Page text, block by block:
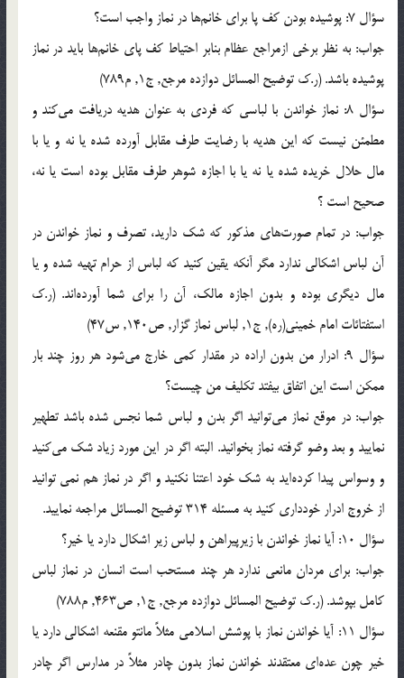
سؤال 7: پوشيده بودن كف پا براي خانم‌ها در نماز واجب است؟
جواب: به نظر برخي ازمراجع عظام بنابر احتياط كف پاي خانم‌ها بايد در نماز
پوشيده باشد. (ر.ک توضيح المسائل دوازده مرجع, ج1, م789)
سؤال 8: نماز خواندن با لباسي كه فردي به عنوان هديه دريافت مي‌كند و
مطمئن نيست كه اين هديه با رضايت طرف مقابل آورده شده يا نه و يا با
مال حلال خريده شده يا نه يا با اجازه شوهر طرف مقابل بوده است يا نه،
صحيح است ؟
جواب: در تمام صورت‌هاي مذكور كه شك داريد، تصرف و نماز خواندن در
آن لباس اشكالي ندارد مگر آنكه يقين كنيد كه لباس از حرام تهيه شده و يا
مال ديگري بوده و بدون اجازه مالك، آن را براي شما آورده‌اند. (ر.ک
استفتائات امام خميني(ره), ج1, لباس نماز گزار, ص140, س47)
سؤال 9: ادرار من بدون اراده در مقدار كمي خارج مي‌شود هر روز چند بار
ممكن است اين اتفاق بيفتد تكليف من چيست؟
جواب: در موقع نماز مي‌توانيد اگر بدن و لباس شما نجس شده باشد تطهير
نماييد و بعد وضو گرفته نماز بخوانيد. البته اگر در اين مورد زياد شك مي‌كنيد
و وسواس پيدا كرده‌ايد به شك خود اعتنا نكنيد و اگر در نماز هم نمي توانيد
از خروج ادرار خودداري کنيد به مسئله 314 توضيح المسائل مراجعه نماييد.
سؤال 10: آيا نماز خواندن با زيرپيراهن و لباس زير اشكال دارد يا خير؟
جواب: براي مردان مانعي ندارد هر چند مستحب است انسان در نماز لباس
كامل بپوشد. (ر.ک توضيح المسائل دوازده مرجع, ج1, ص463, م788)
سؤال 11: آيا خواندن نماز با پوشش اسلامي مثلاً مانتو مقنعه اشكالي دارد يا
خير چون عده‌اي معتقدند خواندن نماز بدون چادر مثلاً در مدارس اگر چادر